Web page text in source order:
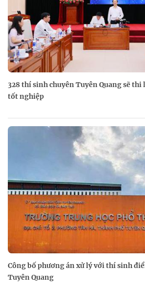
328 thí sinh chuyên Tuyên Quang sẽ thi
tốt nghiệp
Công bố phương án xử lý với thí sinh
Tuyên Quang